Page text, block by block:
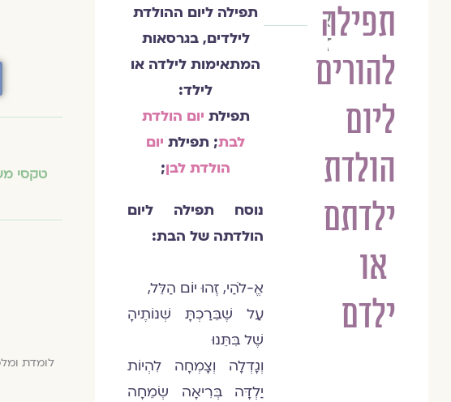
תפילה
להורים
ליום
הולדת
ילדתם
או
ילדם
אורה
זך
תפילה ליום ההולדת
לילדים, בגרסאות
המתאימות לילדה או
לילד:
תפילת יום הולדת
לבת; תפילת יום
הולדת לבן;
נוסח תפילה ליום
הולדתה של הבת:
אֱ-לֹהַי, זֶהוּ יוֹם הַלֵּל,
עַל שֶׁבֵּרַכְתָּ שְׁנוֹתֶיהָ
שֶׁל בִּתֵּנוּ
וְגָדְלָה וְצָמְחָה לִהְיוֹת
יַלְדָּה בְּרִיאָה שְׂמֵחָה
טקסי
לומדת